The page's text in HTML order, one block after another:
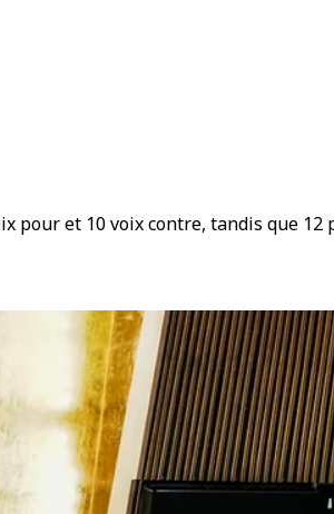
et 10 voix contre, tandis que 12